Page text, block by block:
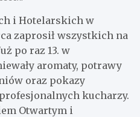
i Hotelarskich w
zaprosił wszystkich na
po raz 13. w
aromaty, potrawy
oraz pokazy
kucharzy.
Otwartym i